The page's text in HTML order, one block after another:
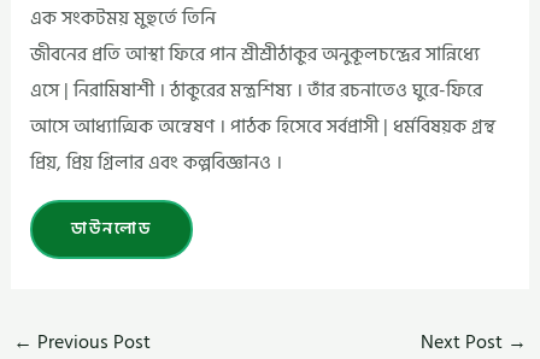
এক সংকটময় মুহুর্তে তিনি
জীবনের প্রতি আস্থা ফিরে পান শ্রীশ্রীঠাকুর অনুকূলচন্দ্রের সান্নিধ্যে
এসে | নিরামিষাশী । ঠাকুরের মন্ত্রশিষ্য । তাঁর রচনাতেও ঘুরে-ফিরে
আসে আধ্যাত্মিক অন্বেষণ । পাঠক হিসেবে সর্বপ্রাসী | ধর্মবিষয়ক গ্রন্থ
প্রিয়, প্রিয় গ্রিলার এবং কল্পবিজ্ঞানও ।
ডাউনলোড
← Previous Post Next Post →